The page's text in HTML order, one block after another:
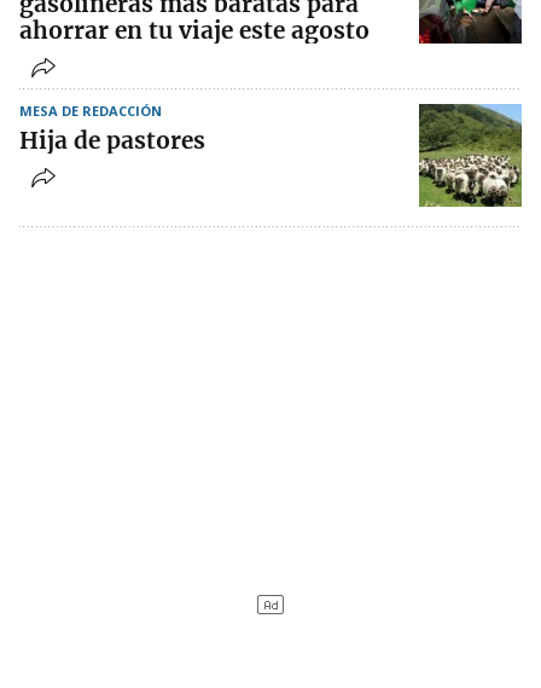
ahorrar en tu viaje este agosto
MESA DE REDACCIÓN
Hija de pastores